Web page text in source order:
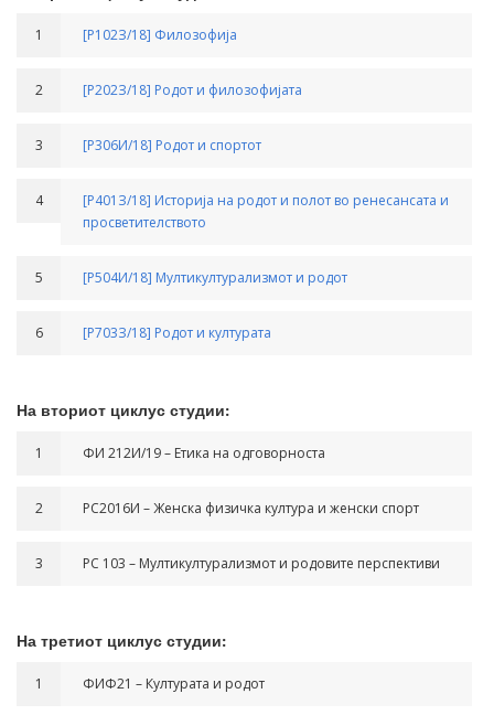
1 [Р102З/18] Филозофија
2 [Р202З/18] Родот и филозофијата
3 [Р306И/18] Родот и спортот
4
[Р401З/18] Историја на родот и полот во ренесансата и
просветителството
5 [Р504И/18] Мултикултурализмот и родот
6 [Р703З/18] Родот и културата
На вториот циклус студии:
1 ФИ 212И/19 – Етика на одговорноста
2 РС2016И – Женска физичка култура и женски спорт
3 РС 103 – Мултикултурализмот и родовите перспективи
На третиот циклус студии:
1 ФИФ21 – Културата и родот